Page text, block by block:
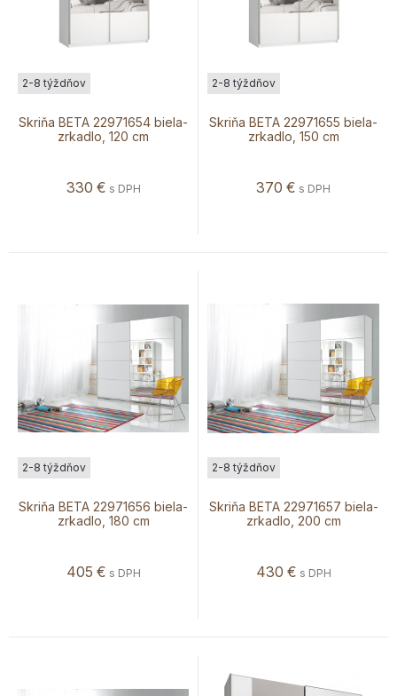
Skriňa BETA 22971654 biela-
zrkadlo, 120 cm
2-8 týždňov
330 € s DPH
Skriňa BETA 22971655 biela-
zrkadlo, 150 cm
2-8 týždňov
370 € s DPH
Skriňa BETA 22971656 biela-
zrkadlo, 180 cm
2-8 týždňov
405 € s DPH
Skriňa BETA 22971657 biela-
zrkadlo, 200 cm
2-8 týždňov
430 € s DPH